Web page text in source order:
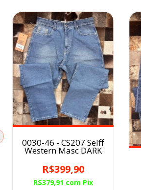
0030-46 - CS207 Selff
Western Masc DARK
R$399,90
R$379,91 com Pix